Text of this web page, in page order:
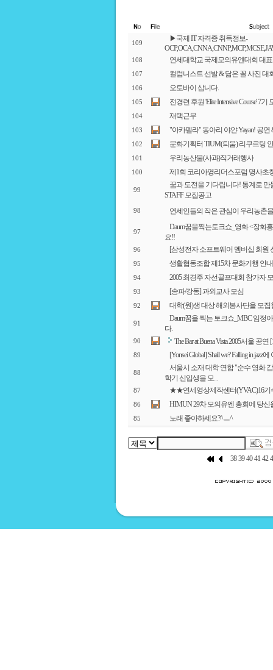
109
▶국제 IT 자격증 취득정보-
108 연세대학교 국제모의유엔대회 대
107 컬럼니스트 선발 & 닮은 꼴 사진 대
106 오토바이 삽니다.
105 전경련 후원 'Elite Intensive Course' 7
104 재택근무
103 "아카펠라" 동아리 야얀 Yayan! 공연
102 문화기획터 TIUM(틔움) 리쿠르팅
101 우리농산물(사과)직거래행사
100 제1회 코리아영리더스포럼 명사초
99
꿈과 도전을 기다립니다! 통계로 만
STAFF 모집공고
98 연세인들의 작은 관심이 우리농촌
97
Daum꿈을찍는토크쇼_영화 <장화
요!!
96 [삼성전자 소프트웨어 멤버십 회원
95 생활협동조합 제15차 문화기행 안내
94 2005 최경주 자선골프대회 참가자
93 [송파/강동] 과외교사 모심
92 대학(원)생 대상 해외봉사단을 모집
91
Daum꿈을 찍는 토크쇼_MBC 임정
다.
90 The Bar at Buena Vista 2005서울 공
89 [Yonsei Global] Shall we? Falling in
88
서울시 소재 대학 연합 "순수 영화
학기 신입생을 모...
87 ★★연세영상제작센터(YVAC)16
86 HIMUN 29차 모의유엔 총회에 당신
85 노래 좋아하세요?^ㅡ^
38 39 40 41 42